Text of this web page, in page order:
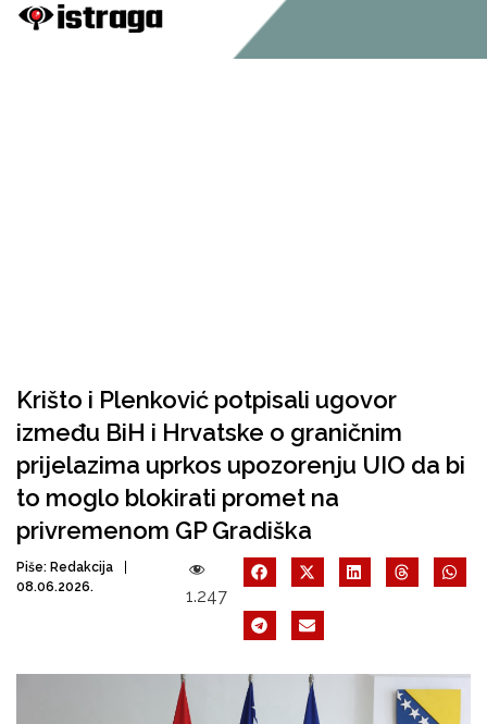
Krišto i Plenković potpisali ugovor
između BiH i Hrvatske o graničnim
prijelazima uprkos upozorenju UIO da bi
to moglo blokirati promet na
privremenom GP Gradiška
Piše: Redakcija
08.06.2026.
1.247